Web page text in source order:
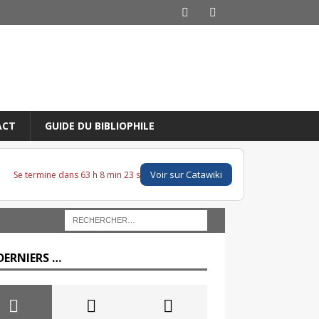
GUIDE DU BIBLIOPHILE
Se termine dans 63 h 8 min 22 s Voir sur Catawiki
…